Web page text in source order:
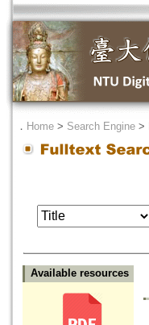
． Home > Search Engine >
Available resources